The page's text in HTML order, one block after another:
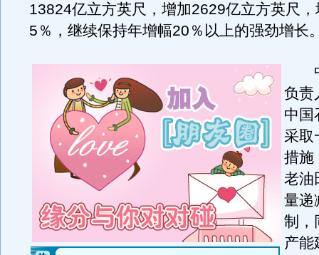
13824亿立方英尺，增加2629亿立方英尺
5％，继续保持年增幅20％以上的强劲增长
中
负责
中国
采取
措施
老油
量递
制，
产能